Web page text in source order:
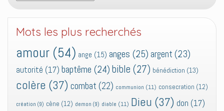
Mots les plus recherchés
amour (54) ange (15) anges (25) argent (23)
autorité (17) baptême (24) bible (27) bénédiction (13)
colère (37) combat (22) communion (11) consecration (12)
création (9) cène (12) demon (9) diable (11) Dieu (37) don (17)